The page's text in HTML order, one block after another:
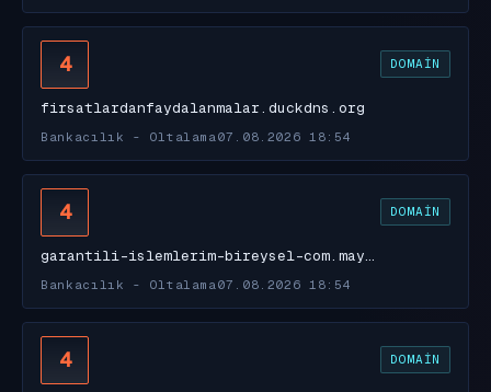
4 DOMAIN
firsatlardanfaydalanmalar.duckdns.org
Bankacılık - Oltalama 07.08.2026 18:54
4 DOMAIN
garantili-islemlerim-bireysel-com.may…
Bankacılık - Oltalama 07.08.2026 18:54
4 DOMAIN